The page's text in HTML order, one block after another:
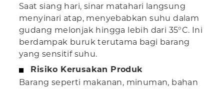
Saat siang hari, sinar matahari langsung
menyinari atap, menyebabkan suhu dalam
gudang melonjak hingga lebih dari 35°C. Ini
berdampak buruk terutama bagi barang
yang sensitif suhu.
Risiko Kerusakan Produk
Barang seperti makanan, minuman, bahan